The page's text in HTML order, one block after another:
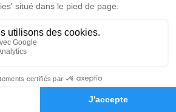
Hommages
Je rends hommage
de Serques